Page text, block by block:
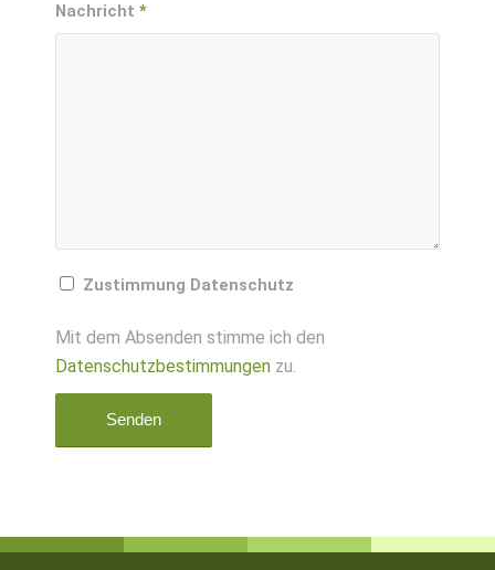
Nachricht *
Zustimmung Datenschutz
Mit dem Absenden stimme ich den
Datenschutzbestimmungen zu.